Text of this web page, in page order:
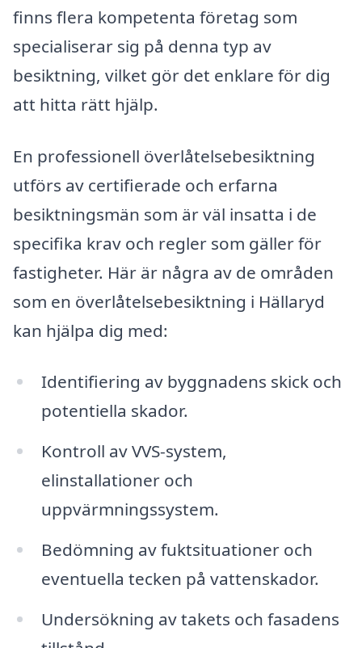
finns flera kompetenta företag som
specialiserar sig på denna typ av
besiktning, vilket gör det enklare för dig
att hitta rätt hjälp.
En professionell överlåtelsebesiktning
utförs av certifierade och erfarna
besiktningsmän som är väl insatta i de
specifika krav och regler som gäller för
fastigheter. Här är några av de områden
som en överlåtelsebesiktning i Hällaryd
kan hjälpa dig med:
Identifiering av byggnadens skick och
potentiella skador.
Kontroll av VVS-system,
elinstallationer och
uppvärmningssystem.
Bedömning av fuktsituationer och
eventuella tecken på vattenskador.
Undersökning av takets och fasadens